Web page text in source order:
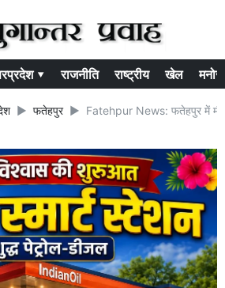
▾ राजनीति राष्ट्रीय खेल
फतेहपुर Fatehpur News: फतेहपुर में